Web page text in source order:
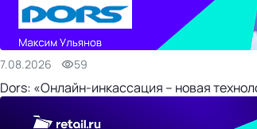
7.08.2026 59
Dors: «Онлайн-инкассация – новая